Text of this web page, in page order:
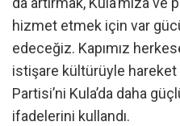
hizmet etmek için var
edeceğiz. Kapımız
istişare kültürüyle
Partisi’ni Kula’da daha
ifadelerini kullandı.